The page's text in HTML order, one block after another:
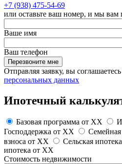
+7 (938) 475-54-69
или оставьте ваш номер, и мы вам
Ваше имя
Ваш телефон
Перезвоните мне
Отправляя заявку, вы
персональных данных
Ипотечный
Базовая программа от XX
Господдержка от XX Семейная
взноса от XX Сельская
ипотека от XX
Стоимость недвижимости